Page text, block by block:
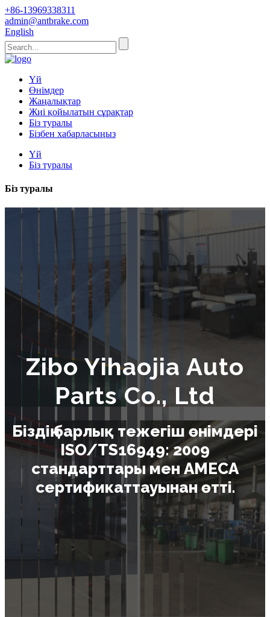
+86-13969338311
admin@antbrake.com
English
Үй
Өнімдер
Жаңалықтар
Жиі қойылатын сұрақтар
Біз туралы
Бізбен хабарласыңыз
Үй
Біз туралы
Біз туралы
Zibo Yihaojia Auto
Parts Co., Ltd
Біздің барлық тежегіш өнімдері
ISO/TS16949: 2009
стандарттары мен AMECA
сертификаттауынан өтті.